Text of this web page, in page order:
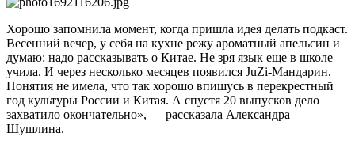
Хорошо запомнила момент, когда пришла идея делать подкаст.
Весенний вечер, у себя на кухне режу ароматный апельсин и
думаю: надо рассказывать о Китае. Не зря язык еще в школе
учила. И через несколько месяцев появился JuZi-Мандарин.
Понятия не имела, что так хорошо впишусь в перекрестный
год культуры России и Китая. А спустя 20 выпусков дело
захватило окончательно», — рассказала Александра
Шушлина.